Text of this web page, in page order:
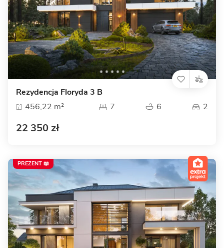
Rezydencja Floryda 3 B
456,22 m²
7 6 2
22 350 zł
PREZENT 📖